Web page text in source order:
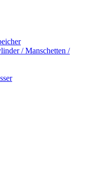
/ Manschetten /